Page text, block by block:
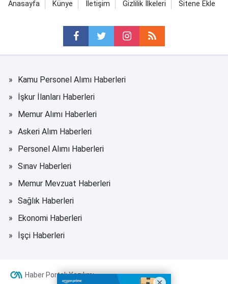
Anasayfa Künye İletişim Gizlilik İlkeleri Sitene Ekle
Kamu Personel Alımı Haberleri
İşkur İlanları Haberleri
Memur Alımı Haberleri
Askeri Alım Haberleri
Personel Alımı Haberleri
Sınav Haberleri
Memur Mevzuat Haberleri
Sağlık Haberleri
Ekonomi Haberleri
İşçi Haberleri
Haber Portalı Yazılımı